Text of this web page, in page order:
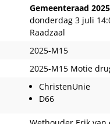
Gemeenteraad 2025
donderdag 3 juli
Raadzaal
2025-M15
2025-M15 Motie
ChristenUnie
D66